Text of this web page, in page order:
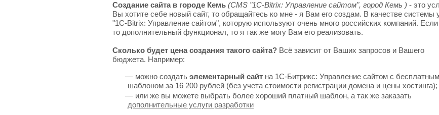
Создание сайта в городе Кемь (CMS "1C-Bitrix: Управление сайтом", город Кемь ) - это
Вы хотите себе новый сайт, то обращайтесь ко мне - я Вам его создам. В качестве системы
"1C-Bitrix: Управление сайтом", которую используют очень много российских компаний.
то дополнительный функционал, то я так же могу Вам его реализовать.
Сколько будет цена создания такого сайта? Всё зависит от Ваших запросов и Вашего
бюджета. Например:
можно создать элементарный сайт на 1С-Битрикс: Управление сайтом с бесплатным
шаблоном за 16 200 рублей (без учета стоимости регистрации домена и цены хостинга);
или же вы можете выбрать более хороший платный шаблон, а так же заказать
дополнительные услуги разработки